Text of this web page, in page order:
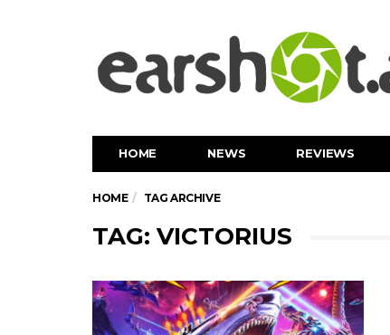
HOME NEWS REVIEWS
HOME TAG ARCHIVE
TAG: VICTORIUS